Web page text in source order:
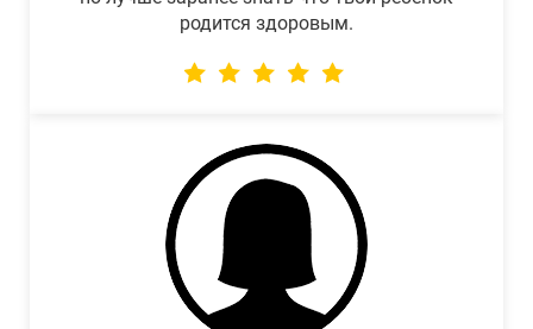
родится здоровым.